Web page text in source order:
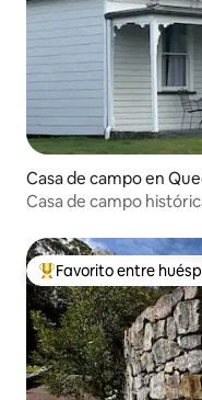
Casa de campo en
Casa de campo
Favorito entre
Favorito entre